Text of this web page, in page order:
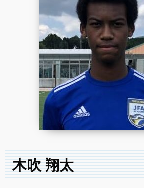
木吹 翔太